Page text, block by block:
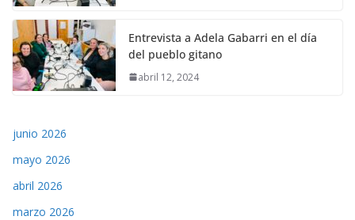
Entrevista a Adela Gabarri en el día
del pueblo gitano
abril 12, 2024
junio 2026
mayo 2026
abril 2026
marzo 2026